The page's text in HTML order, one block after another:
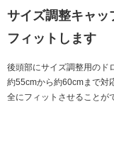
サイズ調整キャッ
フィットします
後頭部にサイズ調整用のド
約55cmから約60cmまで対
全にフィットさせることが